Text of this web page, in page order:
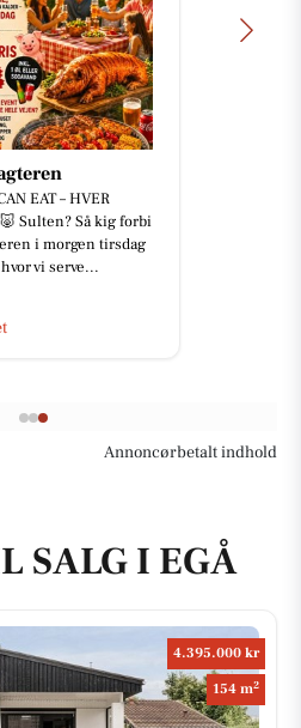
EAT – HVER
Sulten? Så kig forbi
i morgen tirsdag
vi serve...
Annoncørbetalt indhold
SALG I EGÅ
4.395.000 kr
154 m2